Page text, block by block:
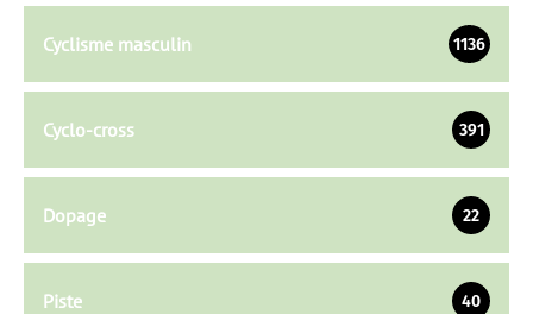
Cyclisme masculin 1136
Cyclo-cross 391
Dopage 22
Piste 40